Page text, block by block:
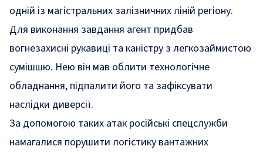
одній із магістральних залізничних ліній регіону.
Для виконання завдання агент придбав
вогнезахисні рукавиці та каністру з легкозаймистою
сумішшю. Нею він мав облити технологічне
обладнання, підпалити його та зафіксувати
наслідки диверсії.
За допомогою таких атак російські спецслужби
намагалися порушити логістику вантажних